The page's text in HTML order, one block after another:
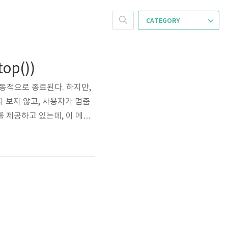
CATEGORY
으로 종료된다. 하지만,
보지 않고, 사용자가 멈춤
제공하고 있는데, 이 메소
This method is inheren